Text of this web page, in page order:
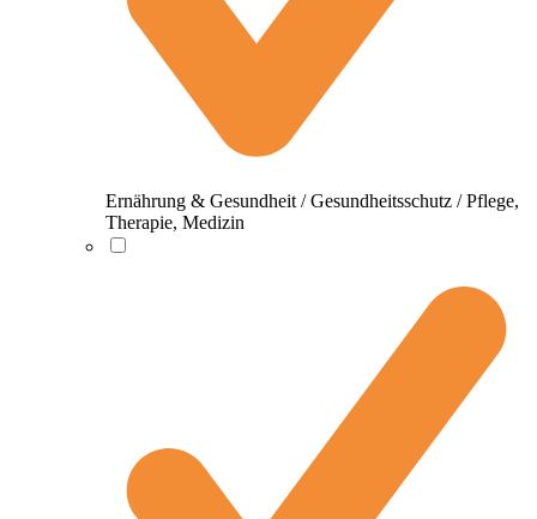
Ernährung & Gesundheit / Gesundheitsschutz / Pflege,
Therapie, Medizin